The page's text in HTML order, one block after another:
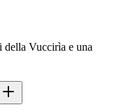
Vuccirìa e una